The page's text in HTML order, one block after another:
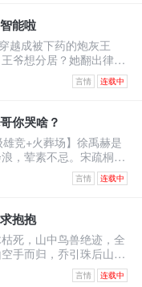
死，只求提前毕业，彻
心把自己卷成了学校首
白。
能啦
越成被下药的炮灰王
爷想分居？她翻出律
肯回房？她直接把人扛
样？”她认真脸：“体验
回答：“我的数据库里，
音沙哑：“那我把我的
言情 连载中
你哭啥？
雄竞+火葬场】徐禹赫是
，荤素不忌。宋疏桐和
自己变成风情万种的处
女人最让人着迷。结果
里的笑话。-后来。宋疏
天的徐家大少——徐泊
，眼尾泛红，哽咽：“宋
言情 连载中
抱抱
死，山中鸟兽绝迹，全
手而归，乔引珠后山随
还捡回了一条细短小黑
引珠摸着下巴盘算：这
言情 连载中